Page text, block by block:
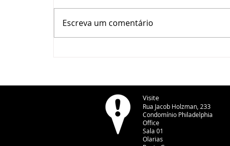
República - 07/08/2026
Escreva um comentário
Visite
Rua Jacob Holzman, 233
Condomínio Philadelphia
Office
Sala 01
Olarias